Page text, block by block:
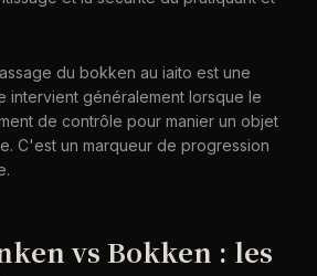
du bokken au iaito est une
intervient généralement lorsque le
de contrôle pour manier un objet
C'est un marqueur de progression
vs Bokken : les